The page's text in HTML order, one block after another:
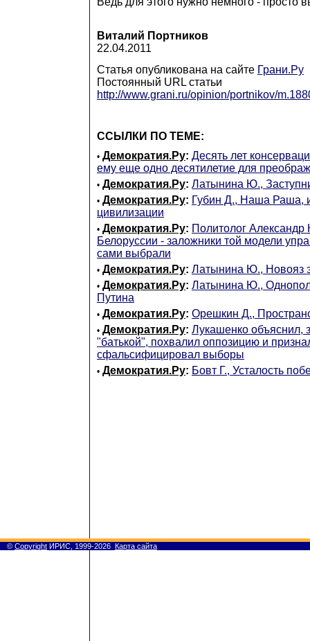
Виталий Портников
22.04.2011
Статья опубликована на сайте Грани.Ру
Постоянный URL статьи
http://www.grani.ru/opinion/portnikov/
ССЫЛКИ ПО ТЕМЕ:
• Демократия.Ру: Десять лет
ему еще одно десятилетие для
• Демократия.Ру: Латынина Ю.,
• Демократия.Ру: Губин Д., Наша Раша,
цивилизации
• Демократия.Ру: Политолог Александр
Белоруссии - заложники той модели
сами выбрали
• Демократия.Ру: Латынина Ю., Новояз
• Демократия.Ру: Латынина Ю.,
Путина
• Демократия.Ру: Орешкин Д.,
• Демократия.Ру: Лукашенко объяснил,
"батькой", похвалил оппозицию и
сфальсифицировал выборы
• Демократия.Ру: Бовт Г., Усталость
© Copyright ИРИС, 1999-2026 Карта сайта